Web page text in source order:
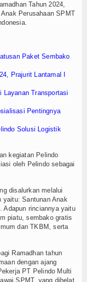
Tahun 2024,
Perusahaan SPMT
Paket Sembako
Prajurit Lantamal I
Layanan Transportasi
Pentingnya
Solusi Logistik
kegiatan Pelindo
oleh Pelindo sebagai
disalurkan melalui
yaitu: Santunan Anak
Adapun rinciannya yaitu
piatu, sembako gratis
dan TKBM, serta
Ramadhan tahun
dengan ajang
PT Pelindo Multi
SPMT, yang dihelat